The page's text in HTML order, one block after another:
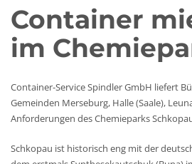
Container
im
Container-Service Spindler GmbH liefert
Gemeinden Merseburg, Halle (Saale),
Anforderungen des Chemieparks
Schkopau ist historisch eng mit der